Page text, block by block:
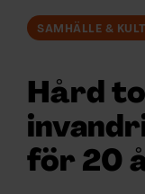
ÄMNEN
ARKIV & E-
SAMHÄLLE &
Hård
för 20